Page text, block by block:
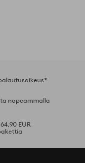
nopeammalla
EUR